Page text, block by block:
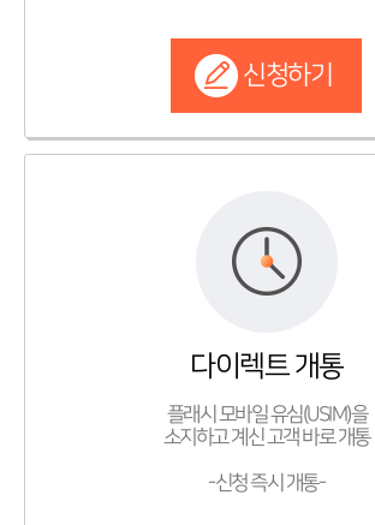
신청하기
다이렉트 개통
플래시 모바일 유심(USIM)을
소지하고 계신 고객 바로 개통
-신청 즉시 개통-